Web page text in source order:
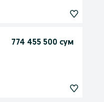
774 455 500 сум